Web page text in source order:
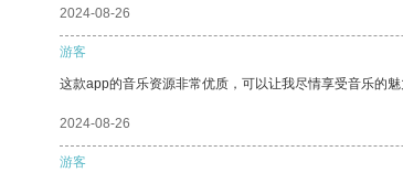
2024-08-26
游客
这款app的音乐资源非常优质，可以让我尽情享受音乐的魅
2024-08-26
游客